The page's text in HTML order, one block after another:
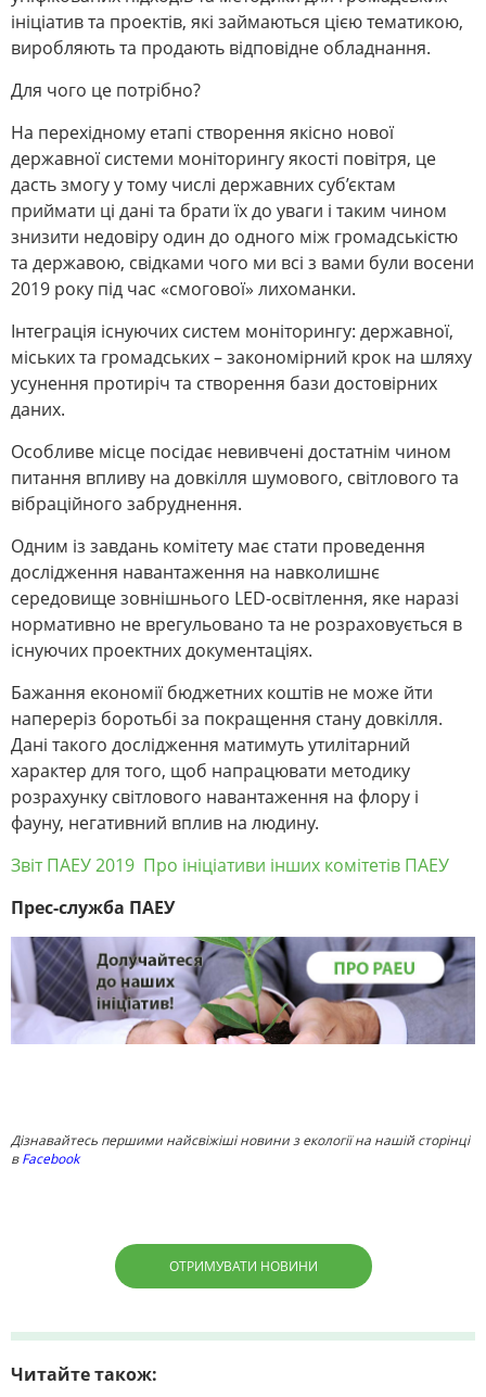
ініціатив та проектів, які займаються цією тематикою,
виробляють та продають відповідне обладнання.
Для чого це потрібно?
На перехідному етапі створення якісно нової
державної системи моніторингу якості повітря, це
дасть змогу у тому числі державних суб’єктам
приймати ці дані та брати їх до уваги і таким чином
знизити недовіру один до одного між громадськістю
та державою, свідками чого ми всі з вами були восени
2019 року під час «смогової» лихоманки.
Інтеграція існуючих систем моніторингу: державної,
міських та громадських – закономірний крок на шляху
усунення протиріч та створення бази достовірних
даних.
Особливе місце посідає невивчені достатнім чином
питання впливу на довкілля шумового, світлового та
вібраційного забруднення.
Одним із завдань комітету має стати проведення
дослідження навантаження на навколишнє
середовище зовнішнього LED-освітлення, яке наразі
нормативно не врегульовано та не розраховується в
існуючих проектних документаціях.
Бажання економії бюджетних коштів не може йти
напереріз боротьбі за покращення стану довкілля.
Дані такого дослідження матимуть утилітарний
характер для того, щоб напрацювати методику
розрахунку світлового навантаження на флору і
фауну, негативний вплив на людину.
Звіт ПАЕУ 2019 Про ініціативи інших комітетів ПАЕУ
Прес-служба ПАЕУ
Дізнавайтесь першими найсвіжіші новини з екології на нашій сторінці
вFacebook
ОТРИМУВАТИ НОВИНИ
Читайте також: